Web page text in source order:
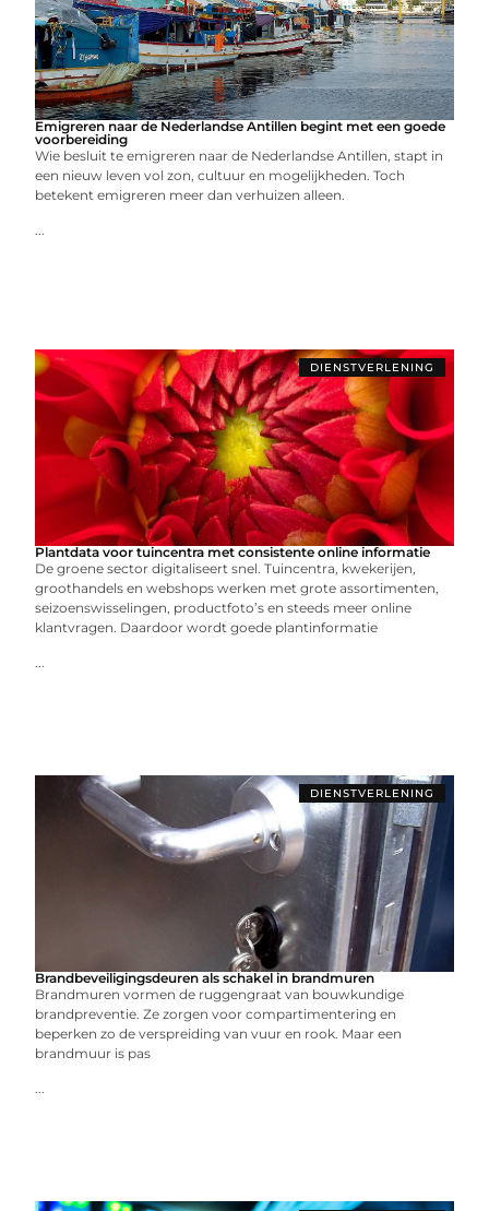
Emigreren naar de Nederlandse Antillen begint met een goede
voorbereiding
Wie besluit te emigreren naar de Nederlandse Antillen, stapt in
een nieuw leven vol zon, cultuur en mogelijkheden. Toch
betekent emigreren meer dan verhuizen alleen.
...
DIENSTVERLENING
Plantdata voor tuincentra met consistente online informatie
De groene sector digitaliseert snel. Tuincentra, kwekerijen,
groothandels en webshops werken met grote assortimenten,
seizoenswisselingen, productfoto’s en steeds meer online
klantvragen. Daardoor wordt goede plantinformatie
...
DIENSTVERLENING
Brandbeveiligingsdeuren als schakel in brandmuren
Brandmuren vormen de ruggengraat van bouwkundige
brandpreventie. Ze zorgen voor compartimentering en
beperken zo de verspreiding van vuur en rook. Maar een
brandmuur is pas
...